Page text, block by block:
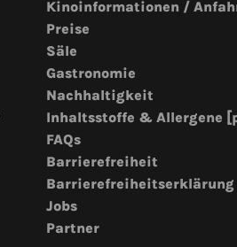
Kinoinformationen /
Preise
Säle
Gastronomie
Nachhaltigkeit
Inhaltsstoffe & Allergene
FAQs
Barrierefreiheit
Barrierefreiheitserklärung
Jobs
Partner